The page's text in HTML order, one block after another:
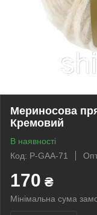
Мериносова
Кремовий
В наявності
Код: P-GAA-71
170 ₴
Мінімальна сума